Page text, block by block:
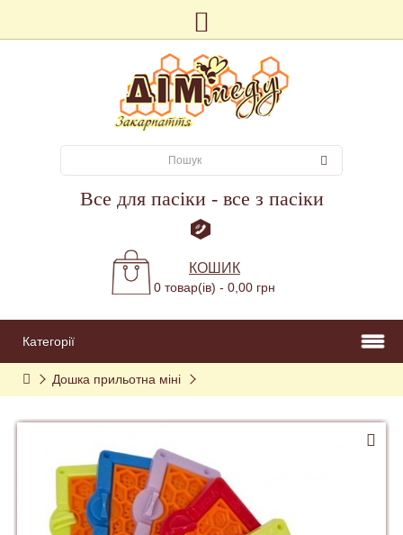
Все для пасіки - все з пасіки
КОШИК
0 товар(ів) - 0,00 грн
Категорії
Дошка прильотна міні